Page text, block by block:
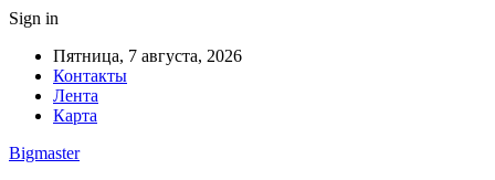
Sign in
Пятница, 7 августа, 2026
Контакты
Лента
Карта
Bigmaster